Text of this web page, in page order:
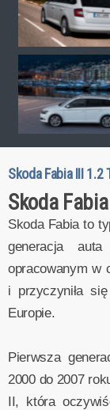
Skoda Fabia III 1.2
Skoda Fabia
Skoda Fabia to
generacja
opracowanym w
i przyczyniła
Europie.
Pierwsza
2000 do 2007
II, która